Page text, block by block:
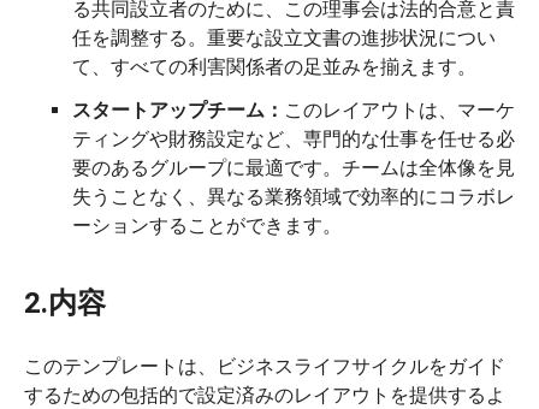
る共同設立者のために、この理事会は法的合意と責
任を調整する。重要な設立文書の進捗状況につい
て、すべての利害関係者の足並みを揃えます。
スタートアップチーム： このレイアウトは、マーケ
ティングや財務設定など、専門的な仕事を任せる必
要のあるグループに最適です。チームは全体像を見
失うことなく、異なる業務領域で効率的にコラボレ
ーションすることができます。
2.内容
このテンプレートは、ビジネスライフサイクルをガイド
するための包括的で設定済みのレイアウトを提供するよ